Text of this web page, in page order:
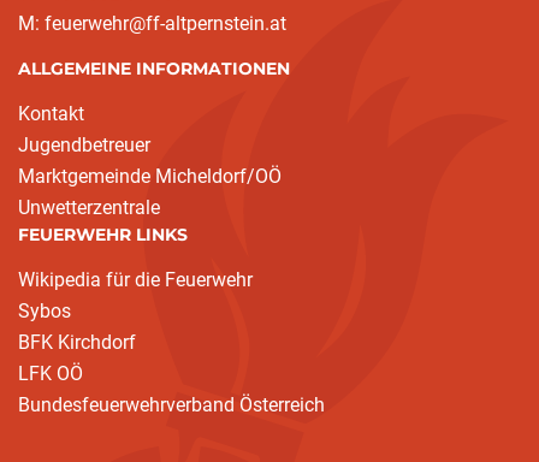
M: feuerwehr@ff-altpernstein.at
ALLGEMEINE INFORMATIONEN
Kontakt
Jugendbetreuer
Marktgemeinde Micheldorf/OÖ
Unwetterzentrale
FEUERWEHR LINKS
Wikipedia für die Feuerwehr
Sybos
BFK Kirchdorf
LFK OÖ
Bundesfeuerwehrverband Österreich